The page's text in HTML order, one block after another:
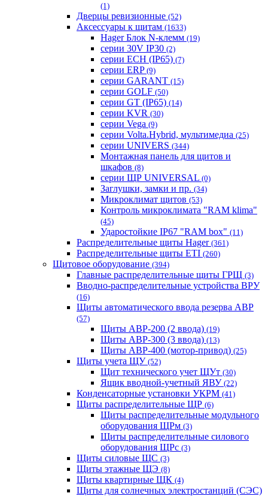
(1)
Дверцы ревизионные (52)
Аксессуары к щитам (1633)
Hager Блок N-клемм (19)
серии 30V IP30 (2)
серии ECH (IP65) (7)
серии ERP (9)
серии GARANT (15)
серии GOLF (50)
серии GT (IP65) (14)
серии KVR (30)
серии Vega (9)
серии Volta.Hybrid, мультимедиа (25)
серии UNIVERS (344)
Монтажная панель для щитов и
шкафов (8)
серии ЩР UNIVERSAL (0)
Заглушки, замки и пр. (34)
Микроклимат щитов (53)
Контроль микроклимата "RAM klima"
(45)
Ударостойкие IP67 "RAM box" (11)
Распределительные щиты Hager (361)
Распределительные щиты ETI (260)
Щитовое оборудование (394)
Главные распределительные щиты ГРЩ (3)
Вводно-распределительные устройства ВРУ
(16)
Щиты автоматического ввода резерва АВР
(57)
Щиты АВР-200 (2 ввода) (19)
Щиты АВР-300 (3 ввода) (13)
Щиты АВР-400 (мотор-привод) (25)
Щиты учета ЩУ (52)
Щит технического учет ЩУт (30)
Ящик вводной-учетный ЯВУ (22)
Конденсаторные установки УКРМ (41)
Щиты распределительные ЩР (6)
Щиты распределительные модульного
оборудования ЩРм (3)
Щиты распределительные силового
оборудования ЩРс (3)
Щиты силовые ЩС (3)
Щиты этажные ЩЭ (8)
Щиты квартирные ЩК (4)
Щиты для солнечных электростанций (СЭС)